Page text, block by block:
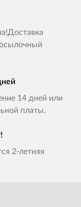
14 дней или
платы.
2-летняя